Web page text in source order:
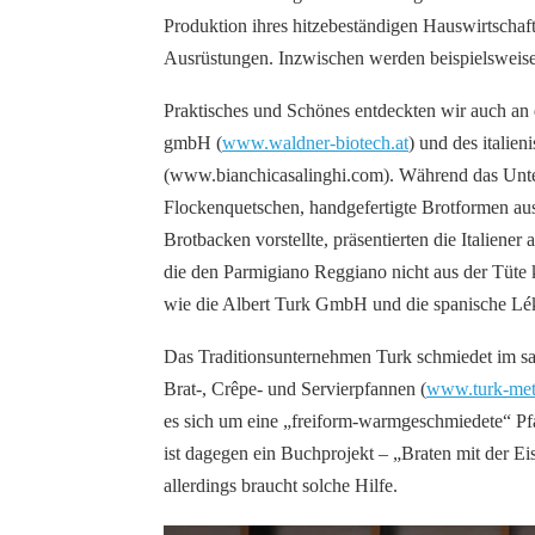
Produktion ihres hitzebeständigen
Ausrüstungen. Inzwischen werden
Praktisches und Schönes entdeckten wir auch
gmbH (www.waldner-biotech.at) und des
(www.bianchicasalinghi.com). Während das
Flockenquetschen, handgefertigte Brotformen
Brotbacken vorstellte, präsentierten die
die den Parmigiano Reggiano nicht aus der
wie die Albert Turk GmbH und die spanische
Das Traditionsunternehmen Turk schmiedet im
Brat-, Crêpe- und Servierpfannen (www.turk-
es sich um eine „freiform-warmgeschmiedete“
ist dagegen ein Buchprojekt – „Braten mit der
allerdings braucht solche Hilfe.